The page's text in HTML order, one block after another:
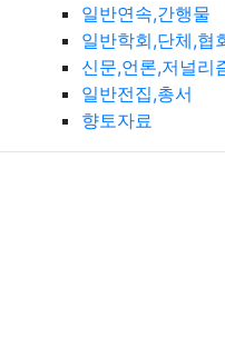
일반연속,간행물
일반학회,단체,협
신문,언론,저널리
일반전집,총서
향토자료